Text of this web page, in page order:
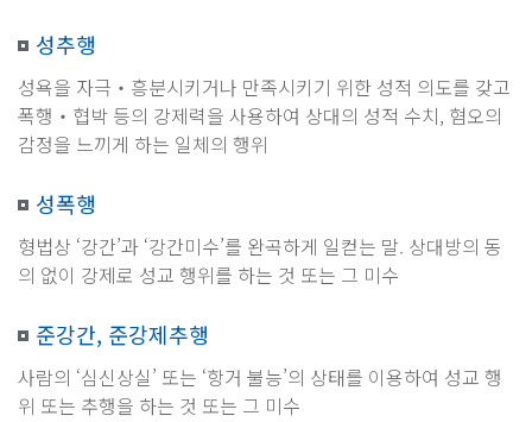
성추행
성욕을 자극‧흥분시키거나 만족시키기 위한 성적 의도를 갖고
폭행‧협박 등의 강제력을 사용하여 상대의 성적 수치, 혐오의
감정을 느끼게 하는 일체의 행위
성폭행
형법상 ‘강간’과 ‘강간미수’를 완곡하게 일컫는 말. 상대방의 동
의 없이 강제로 성교 행위를 하는 것 또는 그 미수
준강간, 준강제추행
사람의 ‘심신상실’ 또는 ‘항거 불능’의 상태를 이용하여 성교 행
위 또는 추행을 하는 것 또는 그 미수